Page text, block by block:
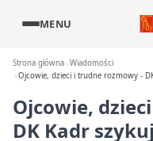
MENU
Strona główna Wiadomości
Ojcowie, dzieci i trudne rozmowy -
Ojcowie,
DK Kadr